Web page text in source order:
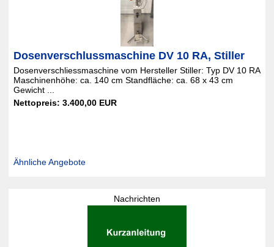
Dosenverschlussmaschine DV 10 RA, Stiller
Dosenverschliessmaschine vom Hersteller Stiller: Typ DV 10 RA
Maschinenhöhe: ca. 140 cm Standfläche: ca. 68 x 43 cm
Gewicht ...
Nettopreis: 3.400,00 EUR
Ähnliche Angebote
Nachrichten